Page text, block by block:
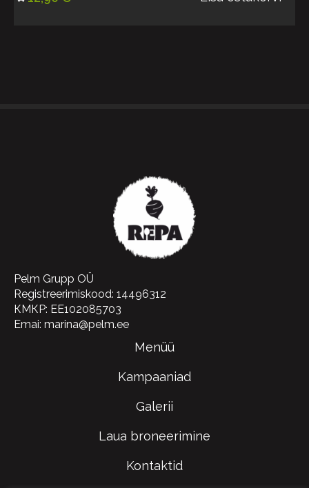
Pelm Grupp OÜ
Registreerimiskood: 14496312
КМКР: EE102085703
Emai: marina@pelm.ee
Menüü
Kampaaniad
Galerii
Laua broneerimine
Kontaktid